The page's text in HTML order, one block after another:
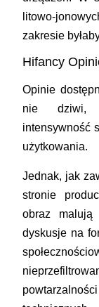
litowo-
zakresie
Hifancy
Opinie
nie dziwi,
intensywność
użytkowania.
Jednak, jak
stronie
obraz malują
dyskusje na